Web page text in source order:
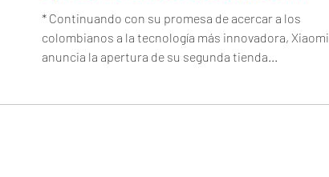
* Continuando con su promesa de acercar a los
colombianos a la tecnología más innovadora, Xiaomi
anuncia la apertura de su segunda tienda...